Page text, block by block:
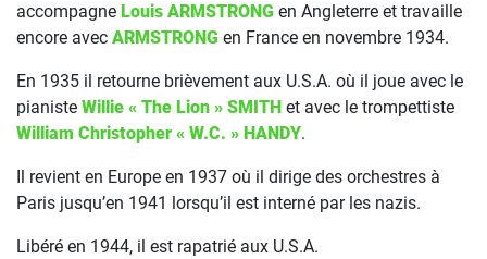
accompagne Louis ARMSTRONG en Angleterre et travaille
encore avec ARMSTRONG en France en novembre 1934.
En 1935 il retourne brièvement aux U.S.A. où il joue avec le
pianiste Willie « The Lion » SMITH et avec le trompettiste
William Christopher « W.C. » HANDY.
Il revient en Europe en 1937 où il dirige des orchestres à
Paris jusqu’en 1941 lorsqu’il est interné par les nazis.
Libéré en 1944, il est rapatrié aux U.S.A.